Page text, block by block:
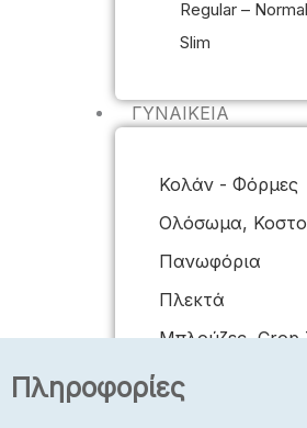
Regular – Normal
Slim
ΓΥΝΑΙΚΕΊΑ
Κολάν - Φόρμες
Ολόσωμα,
Πανωφόρια
Πλεκτά
Μπλούζες, Crop
Μπλούζες Plus
Πληροφορίες